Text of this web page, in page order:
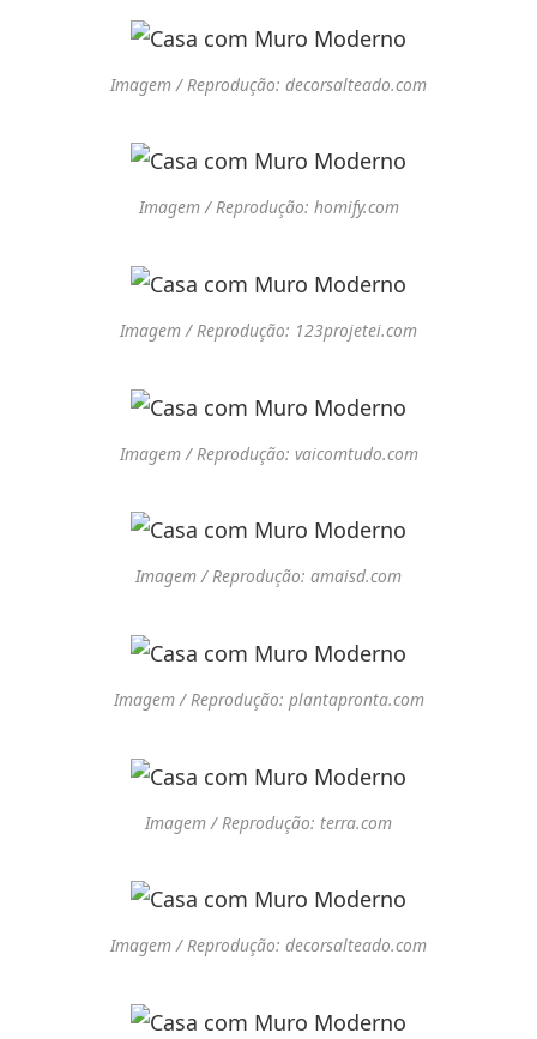
Imagem / Reprodução: decorsalteado.com
Imagem / Reprodução: homify.com
Imagem / Reprodução: 123projetei.com
Imagem / Reprodução: vaicomtudo.com
Imagem / Reprodução: amaisd.com
Imagem / Reprodução: plantapronta.com
Imagem / Reprodução: terra.com
Imagem / Reprodução: decorsalteado.com